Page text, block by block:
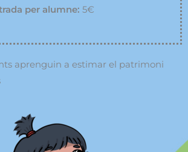
per alumne: 5€
aprenguin a estimar el patrimoni